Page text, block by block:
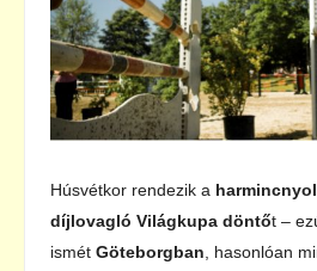
Húsvétkor rendezik a
díjlovagló Világkupa döntőt –
ismét Göteborgban , hasonlóan